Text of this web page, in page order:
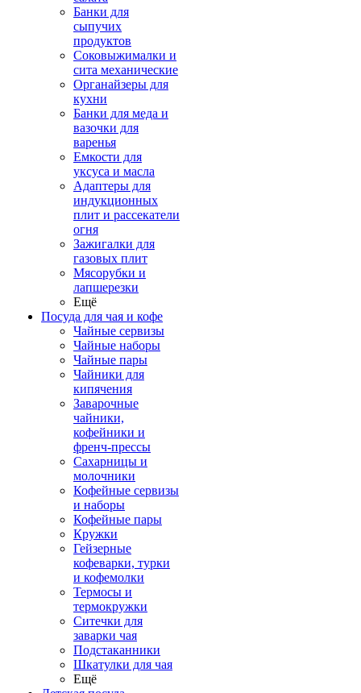
Банки для
сыпучих
продуктов
Соковыжималки и
сита механические
Органайзеры для
кухни
Банки для меда и
вазочки для
варенья
Емкости для
уксуса и масла
Адаптеры для
индукционных
плит и рассекатели
огня
Зажигалки для
газовых плит
Мясорубки и
лапшерезки
Ещё
Посуда для чая и кофе
Чайные сервизы
Чайные наборы
Чайные пары
Чайники для
кипячения
Заварочные
чайники,
кофейники и
френч-прессы
Сахарницы и
молочники
Кофейные сервизы
и наборы
Кофейные пары
Кружки
Гейзерные
кофеварки, турки
и кофемолки
Термосы и
термокружки
Ситечки для
заварки чая
Подстаканники
Шкатулки для чая
Ещё